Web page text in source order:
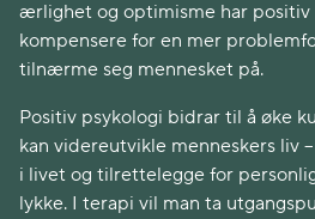
ærlighet og optimisme har positiv
kompensere for en mer
tilnærme seg mennesket på.
Positiv psykologi bidrar til å øke
kan videreutvikle menneskers liv
i livet og tilrettelegge for
lykke. I terapi vil man ta